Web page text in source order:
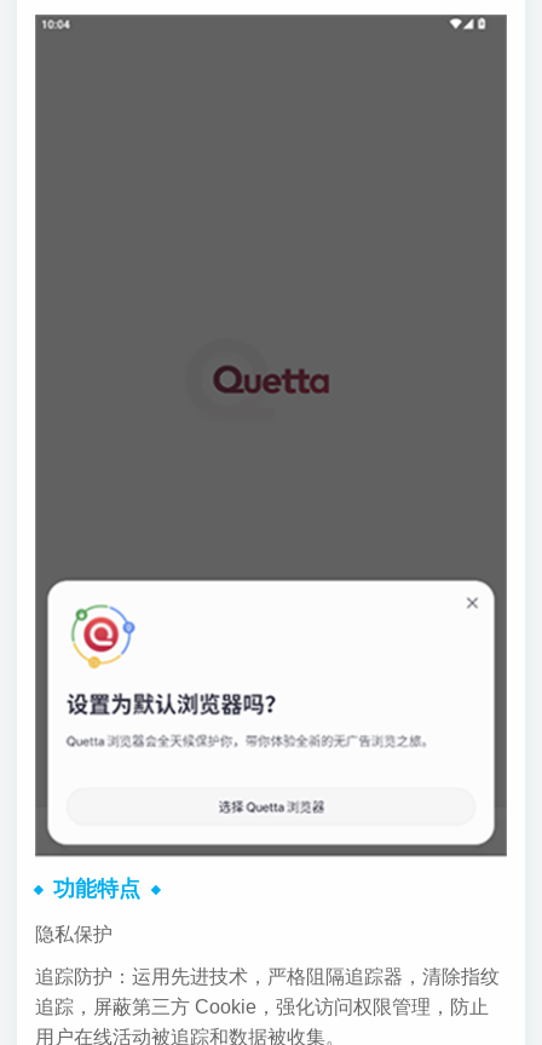
功能特点
隐私保护
追踪防护：运用先进技术，严格阻隔追踪器，清除指纹
追踪，屏蔽第三方 Cookie，强化访问权限管理，防止
用户在线活动被追踪和数据被收集。